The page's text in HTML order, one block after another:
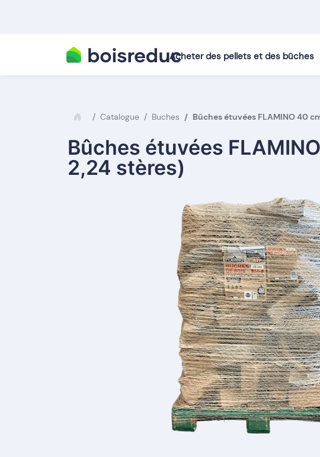
Acheter des pellets et des bûches
Catalogue Buches Bûches étuvées FLAMINO 40
Bûches étuvées
2,24 stères)